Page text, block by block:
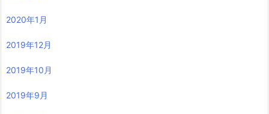
2020年1月
2019年12月
2019年10月
2019年9月